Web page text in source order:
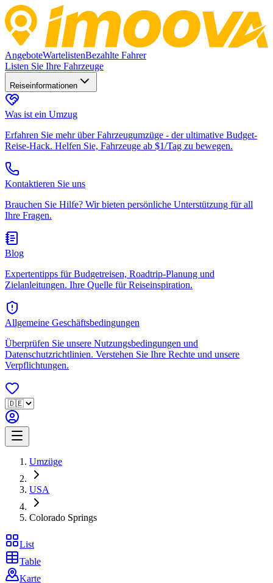
AngeboteWartelistenBezahlte Fahrer
Listen Sie Ihre Fahrzeuge
Reiseinformationen
Was ist ein Umzug
Erfahren Sie mehr über Fahrzeugumzüge - der ultimative Budget-
Reise-Hack. Helfen Sie, Fahrzeuge ab $1/Tag zu bewegen.
Kontaktieren Sie uns
Brauchen Sie Hilfe? Wir bieten persönliche Unterstützung für all
Ihre Fragen.
Blog
Expertentipps für Budgetreisen, Roadtrip-Planung und
Zielanleitungen. Ihre Quelle für Reiseinspiration.
Allgemeine Geschäftsbedingungen
Überprüfen Sie unsere Nutzungsbedingungen und
Datenschutzrichtlinien. Verstehen Sie Ihre Rechte und unsere
Verpflichtungen.
Umzüge
USA
Colorado Springs
List
Table
Karte